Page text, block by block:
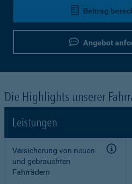
Beitrag
Angebot
Die Highlights unserer
Leistungen
Versicherung von neuen
und gebrauchten
Fahrrädern